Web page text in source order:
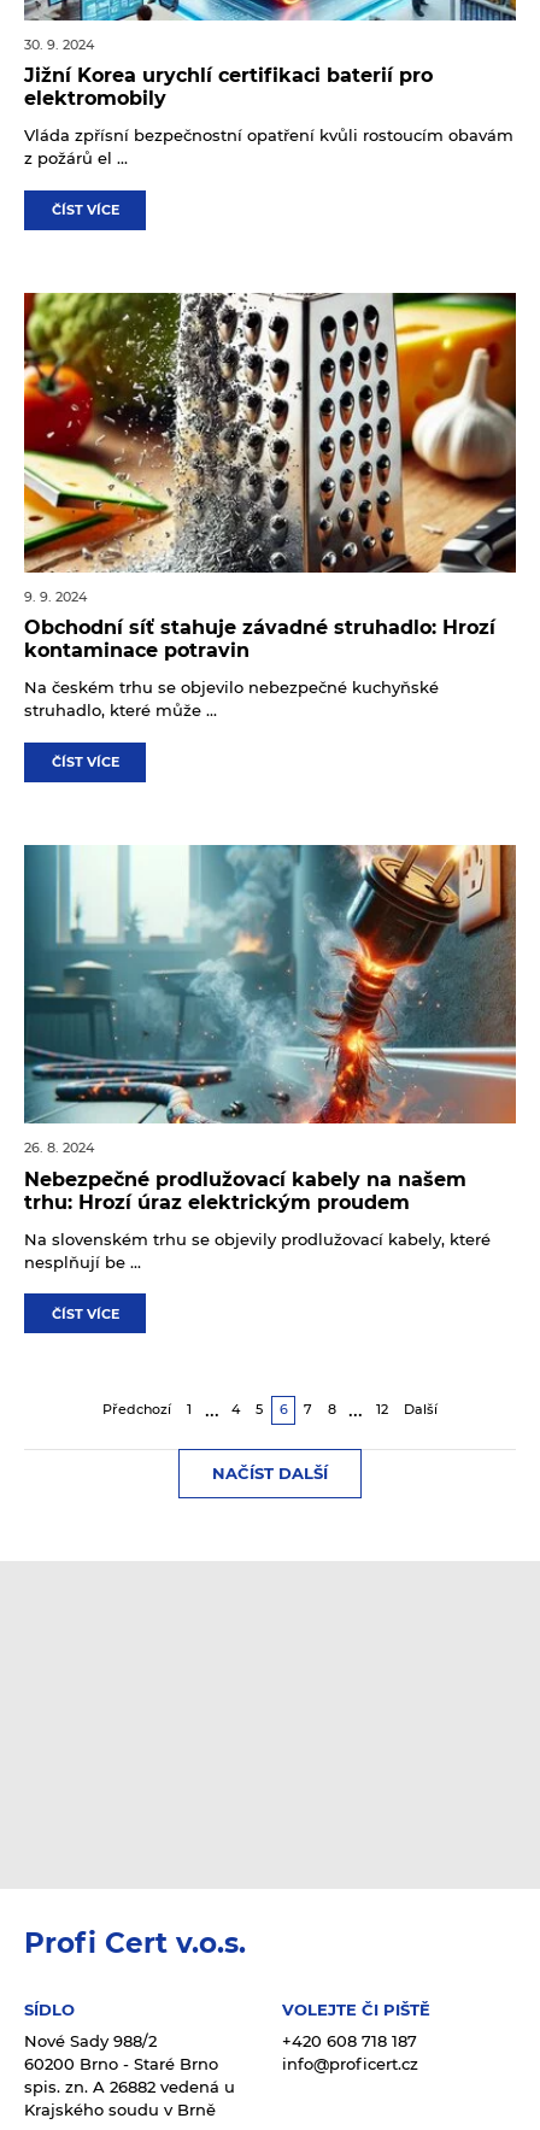
30. 9. 2024
Jižní Korea urychlí certifikaci baterií pro
elektromobily
Vláda zpřísní bezpečnostní opatření kvůli rostoucím obavám
z požárů el ...
ČÍST VÍCE
9. 9. 2024
Obchodní síť stahuje závadné struhadlo: Hrozí
kontaminace potravin
Na českém trhu se objevilo nebezpečné kuchyňské
struhadlo, které může ...
ČÍST VÍCE
26. 8. 2024
Nebezpečné prodlužovací kabely na našem
trhu: Hrozí úraz elektrickým proudem
Na slovenském trhu se objevily prodlužovací kabely, které
nesplňují be ...
ČÍST VÍCE
Předchozí 1 ... 4 5 6 7 8 ... 12 Další
NAČÍST DALŠÍ
Profi Cert v.o.s.
SÍDLO
Nové Sady 988/2
60200 Brno - Staré Brno
spis. zn. A 26882 vedená u
Krajského soudu v Brně
VOLEJTE ČI PIŠTĚ
+420 608 718 187
info@proficert.cz